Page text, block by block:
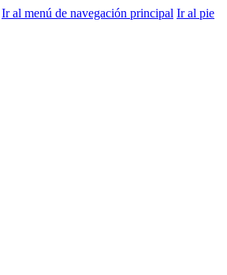
Ir al menú de navegación principal Ir al pie